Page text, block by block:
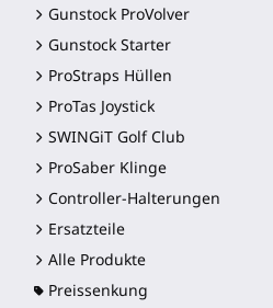
Gunstock ProVolver
Gunstock Starter
ProStraps Hüllen
ProTas Joystick
SWINGiT Golf Club
ProSaber Klinge
Controller-Halterungen
Ersatzteile
Alle Produkte
Preissenkung